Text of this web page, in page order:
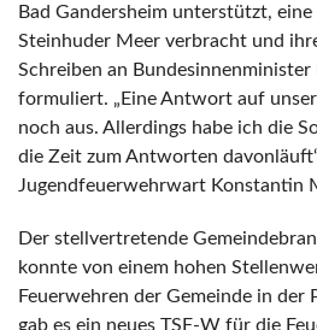
Bad Gandersheim unterstützt,
Steinhuder Meer verbracht und
Schreiben an
formuliert. „Eine Antwort auf
noch aus. Allerdings habe ich die
die Zeit zum Antworten
Jugendfeuerwehrwart Konstantin
Der stellvertretende
konnte von einem hohen
Feuerwehren der Gemeinde in der
gab es ein neues TSF-W für die